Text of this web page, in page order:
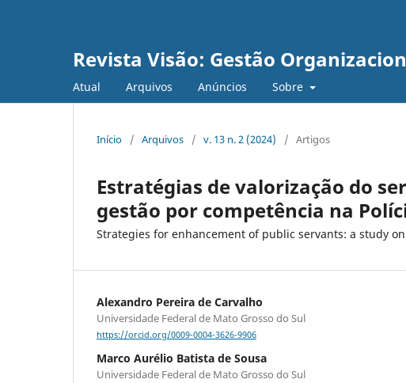
Revista Visão: Gestão
Atual Arquivos Anúncios Sobre
Início / Arquivos / v. 13 n. 2 (2024) / Artigos
Estratégias de valorização do
gestão por competência na
Strategies for enhancement of public servants: a study
Alexandro Pereira de Carvalho
Universidade Federal de Mato Grosso do Sul
https://orcid.org/0009-0004-3626-9906
Marco Aurélio Batista de Sousa
Universidade Federal de Mato Grosso do Sul